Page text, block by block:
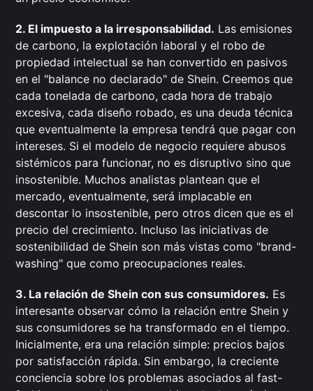
2. El impuesto a la irresponsabilidad. Las emisiones
de carbono, la explotación laboral y el robo de
propiedad intelectual se han convertido en pasivos
en el "balance no declarado" de Shein. Creemos que
cada tonelada de carbono, cada hora de trabajo
excesiva, cada diseño robado, es una deuda técnica
que eventualmente la empresa tendrá que pagar con
intereses. Si el modelo de negocio requiere abusos
sistémicos para funcionar, no es disruptivo sino que
insostenible. Muchos analistas plantean que el
mercado, eventualmente, será implacable en
descontar lo insostenible, pero otros dicen que es el
precio del crecimiento. Incluso las iniciativas de
sostenibilidad de Shein son más vistas como "brand-
washing" que como preocupaciones reales.
3. La relación de Shein con sus consumidores. Es
interesante observar cómo la relación entre Shein y
sus consumidores se ha transformado en el tiempo.
Inicialmente, era una relación simple: precios bajos
por satisfacción rápida. Sin embargo, la creciente
conciencia sobre los problemas asociados al fast-